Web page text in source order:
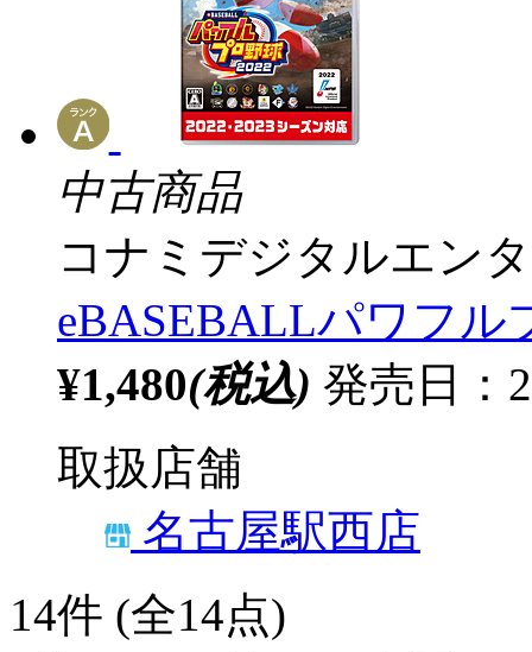
中古商品
コナミデジタルエン
eBASEBALLパワフル
¥1,480(税込) 発売日：
取扱店舗
名古屋駅西店
14件 (全14点)